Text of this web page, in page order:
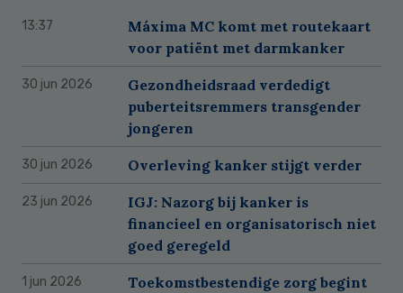
13:37
Máxima MC komt met routekaart
voor patiënt met darmkanker
30 jun 2026
Gezondheidsraad verdedigt
puberteitsremmers transgender
jongeren
30 jun 2026 Overleving kanker stijgt verder
23 jun 2026
IGJ: Nazorg bij kanker is
financieel en organisatorisch niet
goed geregeld
1 jun 2026
Toekomstbestendige zorg begint